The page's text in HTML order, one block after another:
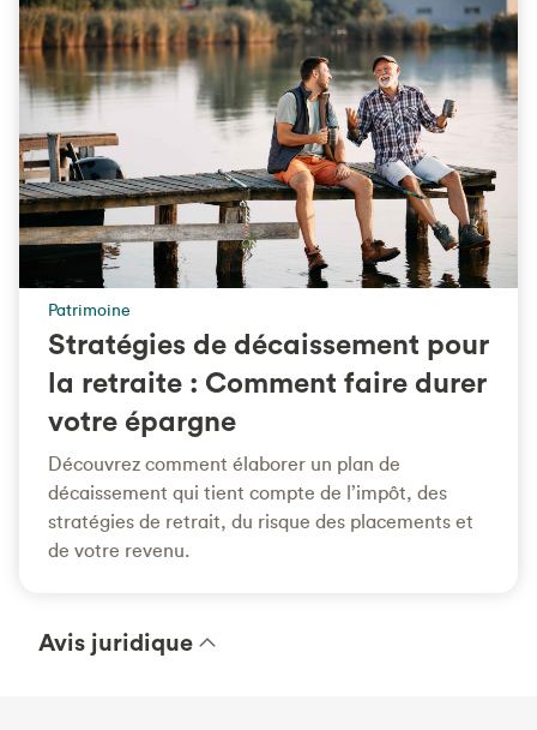
Patrimoine
Stratégies de décaissement pour
la retraite : Comment faire durer
votre épargne
Découvrez comment élaborer un plan de
décaissement qui tient compte de l’impôt, des
stratégies de retrait, du risque des placements et
de votre revenu.
Avis juridique